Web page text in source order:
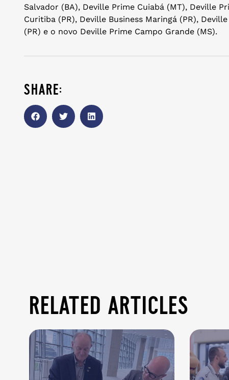
Salvador (BA), Deville Prime Cuiabá (MT), Deville
Curitiba (PR), Deville Business Maringá (PR),
(PR) e o novo Deville Prime Campo Grande (MS).
share:
related articles